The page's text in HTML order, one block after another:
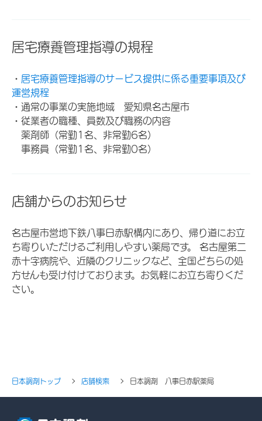
居宅療養管理指導の規程
・ 居宅療養管理指導のサービス提供に係る重要事項及び
運営規程
・通常の事業の実施地域 愛知県名古屋市
・従業者の職種、員数及び職務の内容
薬剤師（常勤1名、非常勤6名）
事務員（常勤1名、非常勤0名）
店舗からのお知らせ
名古屋市営地下鉄八事日赤駅構内にあり、帰り道にお立
ち寄りいただけるご利用しやすい薬局です。 名古屋第二
赤十字病院や、近隣のクリニックなど、全国どちらの処
方せんも受け付けております。お気軽にお立ち寄りくだ
さい。
日本調剤トップ 店舗検索 日本調剤 八事日赤駅薬局